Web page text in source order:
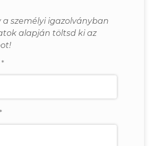
a személyi igazolványban
alapján töltsd ki az
*
*